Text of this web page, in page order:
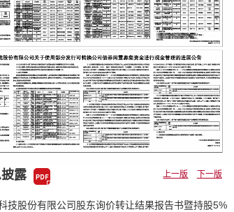
披露 上一版 下一版
技股份有限公司股东询价转让结果报告书暨持股5%